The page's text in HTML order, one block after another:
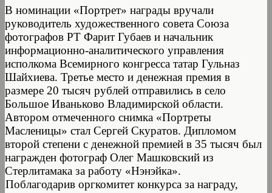
В номинации «Портрет» награды вручали
руководитель художественного совета Союза
фотографов РТ Фарит Губаев и начальник
информационно-аналитического управления
исполкома Всемирного конгресса татар Гульназ
Шайхиева. Третье место и денежная премия в
размере 20 тысяч рублей отправились в село
Большое Иваньково Владимирской области.
Автором отмеченного снимка «Портреты
Масленицы» стал Сергей Скуратов. Дипломом
второй степени с денежной премией в 35 тысяч был
награжден фотограф Олег Машковский из
Стерлитамака за работу «Нэнэйка».
Поблагодарив оргкомитет конкурса за награду,